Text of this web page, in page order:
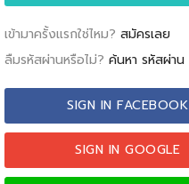
เข้ามาครั้งแรกใช่ไหม? สมัครเลย
ลืมรหัสผ่านหรือไม่? ค้นหา รหัสผ่าน
SIGN IN FACEBOOK
SIGN IN GOOGLE